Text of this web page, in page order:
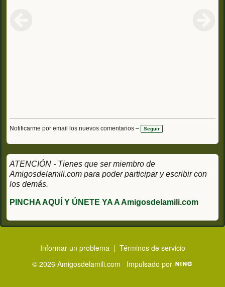
Notificarme por email los nuevos comentarios – Seguir
ATENCIÓN - Tienes que ser miembro de
Amigosdelamili.com para poder participar y escribir con
los demás.
PINCHA AQUÍ Y ÚNETE YA A Amigosdelamili.com
Informar un problema| Términos de servicio
© 2026 Amigosdelamili.com Impulsado por